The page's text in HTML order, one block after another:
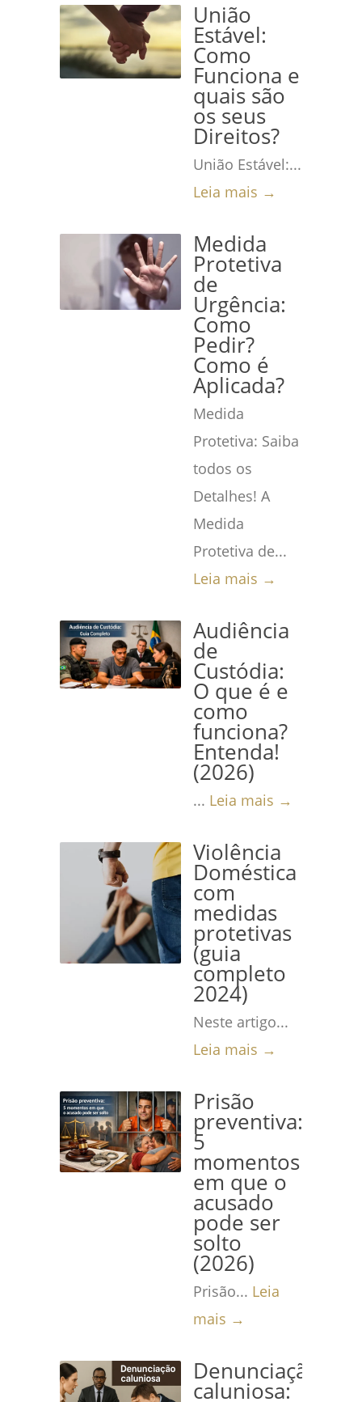
União
Estável:
Como
Funciona e
quais são
os seus
Direitos?
União Estável:...
Leia mais →
Medida
Protetiva
de
Urgência:
Como
Pedir?
Como é
Aplicada?
Medida
Protetiva: Saiba
todos os
Detalhes! A
Medida
Protetiva de...
Leia mais →
Audiência
de
Custódia:
O que é e
como
funciona?
Entenda!
(2026)
... Leia mais →
Violência
Doméstica
com
medidas
protetivas
(guia
completo
2024)
Neste artigo...
Leia mais →
Prisão
preventiva:
5
momentos
em que o
acusado
pode ser
solto
(2026)
Prisão... Leia
mais →
Denunciação
caluniosa: